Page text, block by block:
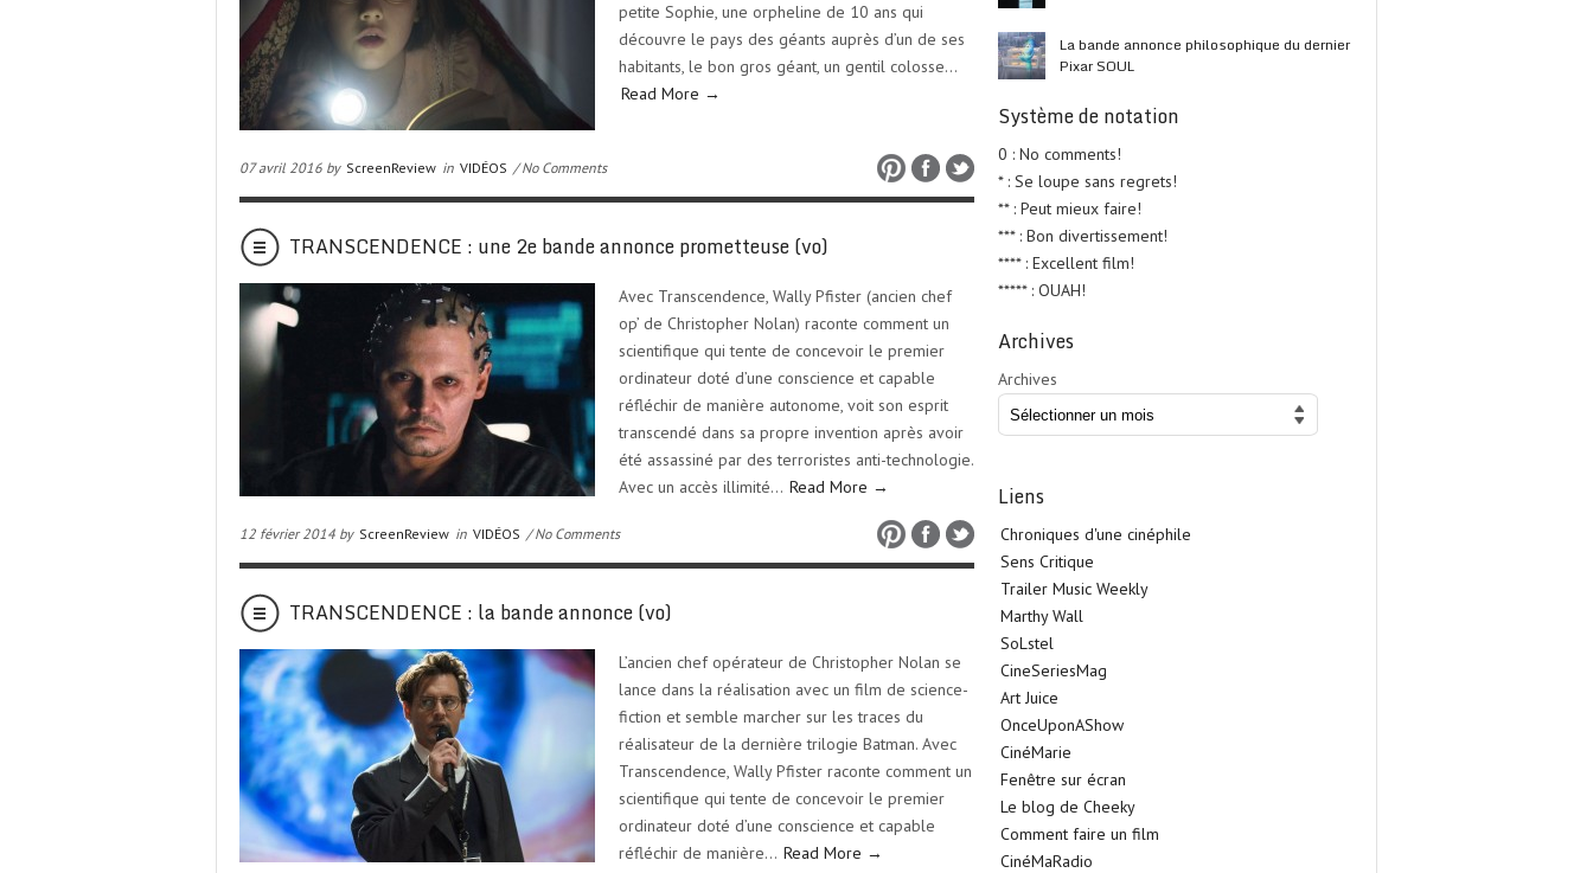
petite Sophie, une orpheline de 10 ans qui
découvre le pays des géants auprès d’un de ses
habitants, le bon gros géant, un gentil colosse…
Read More →
07 avril 2016 by ScreenReview in VIDÉOS / No Comments
TRANSCENDENCE : une 2e bande annonce prometteuse (vo)
Avec Transcendence, Wally Pfister (ancien chef
op’ de Christopher Nolan) raconte comment un
scientifique qui tente de concevoir le premier
ordinateur doté d’une conscience et capable
réfléchir de manière autonome, voit son esprit
transcendé dans sa propre invention après avoir
été assassiné par des terroristes anti-technologie.
Avec un accès illimité… Read More →
12 février 2014 by ScreenReview in VIDÉOS / No Comments
TRANSCENDENCE : la bande annonce (vo)
L’ancien chef opérateur de Christopher Nolan se
lance dans la réalisation avec un film de science-
fiction et semble marcher sur les traces du
réalisateur de la dernière trilogie Batman. Avec
Transcendence, Wally Pfister raconte comment un
scientifique qui tente de concevoir le premier
ordinateur doté d’une conscience et capable
réfléchir de manière… Read More →
La bande annonce philosophique du dernier
Pixar SOUL
Système de notation
0 : No comments!
* : Se loupe sans regrets!
** : Peut mieux faire!
*** : Bon divertissement!
**** : Excellent film!
***** : OUAH!
Archives
Archives
Liens
Chroniques d'une cinéphile
Sens Critique
Trailer Music Weekly
Marthy Wall
SoLstel
CineSeriesMag
Art Juice
OnceUponAShow
CinéMarie
Fenêtre sur écran
Le blog de Cheeky
Comment faire un film
CinéMaRadio